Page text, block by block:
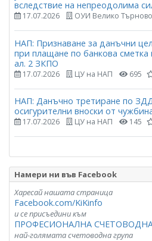
вследствие на непреодолима
17.07.2026 ОУИ Велико Търново
НАП: Признаване за данъчни
при плащане по банкова сметка
ал. 2 ЗКПО
17.07.2026 ЦУ на НАП 695
НАП: Данъчно третиране по
осигурителни вноски от
17.07.2026 ЦУ на НАП 145
Намери ни във Facebook
Харесай нашата страница
Facebook.com/KiKinfo
и се присъедини към
ПРОФЕСИОНАЛНА
най-голямата счетоводна група